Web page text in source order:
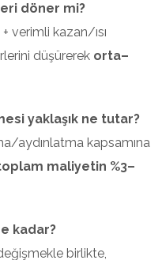
döner mi?
verimli kazan/ısı
düşürerek orta–
yaklaşık ne tutar?
aydınlatma kapsamına
maliyetin %3–
kadar?
birlikte,